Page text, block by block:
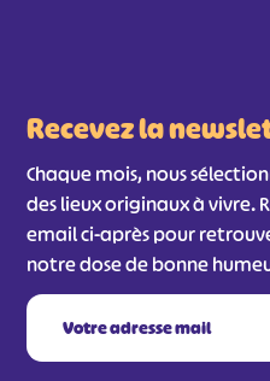
Recevez la
Chaque mois, nous
des lieux originaux à vivre.
email ci-après pour
notre dose de bonne